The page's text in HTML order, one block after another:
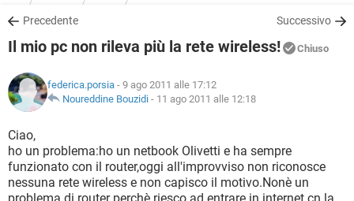
iOS
INSTAGRAM WHATSAPP
TIKTOK
HARDWARE
COVID-19
INSTAGRAM WHATSAPP
TIKTOK
HARDWARE
DOWNLOAD
COVID-19 GAMING
INTRATTENIMENTO
iOS WINDOWS 10
INSTAGRAM
TIKTOK FACEBOOK
HARDWARE
COVID-19 GAMING
INTRATTENIMENTO
iOS
INSTAGRAM WHATSAPP
TIKTOK FACEBOOK
GLOSSARIO
COVID-19
INTRATTENIMENTO ANDROID
iOS WINDOWS 10
Precedente Successivo
Il mio pc non rileva più la rete wireless! Chiuso
federica.porsia - 9 ago 2011 alle 17:12
Noureddine Bouzidi - 11 ago 2011 alle 12:18
Ciao,
ho un problema:ho un netbook Olivetti e ha sempre
funzionato con il router,oggi all'improvviso non riconosce
nessuna rete wireless e non capisco il motivo.Nonè un